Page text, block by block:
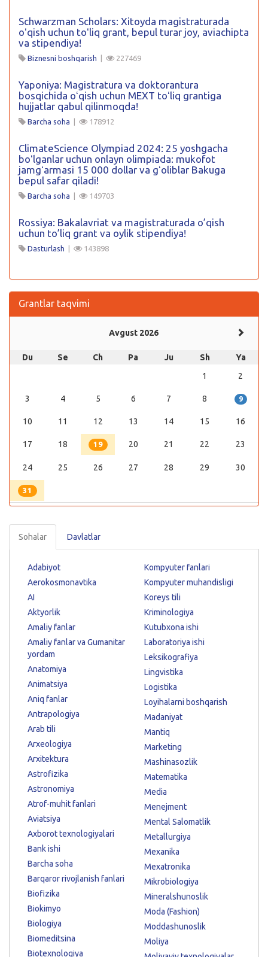
Schwarzman Scholars: Xitoyda magistraturada
oʻqish uchun toʻliq grant, bepul turar joy, aviachipta
va stipendiya!
Biznesni boshqarish | 227469
Yaponiya: Magistratura va doktorantura
bosqichida oʻqish uchun MEXT toʻliq grantiga
hujjatlar qabul qilinmoqda!
Barcha soha | 178912
ClimateScience Olympiad 2024: 25 yoshgacha
boʻlganlar uchun onlayn olimpiada: mukofot
jamgʻarmasi 15 000 dollar va gʻoliblar Bakuga
bepul safar qiladi!
Barcha soha | 149703
Rossiya: Bakalavriat va magistraturada o’qish
uchun to’liq grant va oylik stipendiya!
Dasturlash | 143898
Grantlar taqvimi
Avgust 2026
Du Se Ch Pa Ju Sh
Ya
1
2
3 4 5 6 7 8 9
10 11 12 13 14 15 16
17 18 19 20 21 22 23
24 25 26 27 28 29 30
31
Sohalar Davlatlar
Adabiyot
Aerokosmonavtika
AI
Aktyorlik
Amaliy fanlar
Amaliy fanlar va Gumanitar
yordam
Anatomiya
Animatsiya
Aniq fanlar
Antrapologiya
Arab tili
Arxeologiya
Arxitektura
Astrofizika
Astronomiya
Atrof-muhit fanlari
Aviatsiya
Axborot texnologiyalari
Bank ishi
Barcha soha
Barqaror rivojlanish fanlari
Biofizika
Biokimyo
Biologiya
Biomeditsina
Biotexnologiya
Kompyuter fanlari
Kompyuter muhandisligi
Koreys tili
Kriminologiya
Kutubxona ishi
Laboratoriya ishi
Leksikografiya
Lingvistika
Logistika
Loyihalarni boshqarish
Madaniyat
Mantiq
Marketing
Mashinasozlik
Matematika
Media
Menejment
Mental Salomatlik
Metallurgiya
Mexanika
Mexatronika
Mikrobiologiya
Mineralshunoslik
Moda (Fashion)
Moddashunoslik
Moliya